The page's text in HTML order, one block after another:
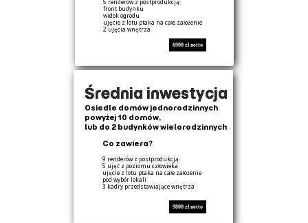
5 renderów z postprodukcją:
front budynku
widok ogrodu
ujęcie z lotu ptaka na całe założenie
2 ujęcia wnętrza
6900 zł netto
Osiedle domów jednorodzinnych
powyżej 10 domów,
lub do 2 budynków wielorodzinnych
Co zawiera?
Średnia inwestycja
9 renderów z postprodukcją:
5 ujęć z poziomu człowieka
ujęcie z lotu ptaka na całe założenie
pod wybór lokali
3 kadry przedstawiające wnętrza
9800 zł netto